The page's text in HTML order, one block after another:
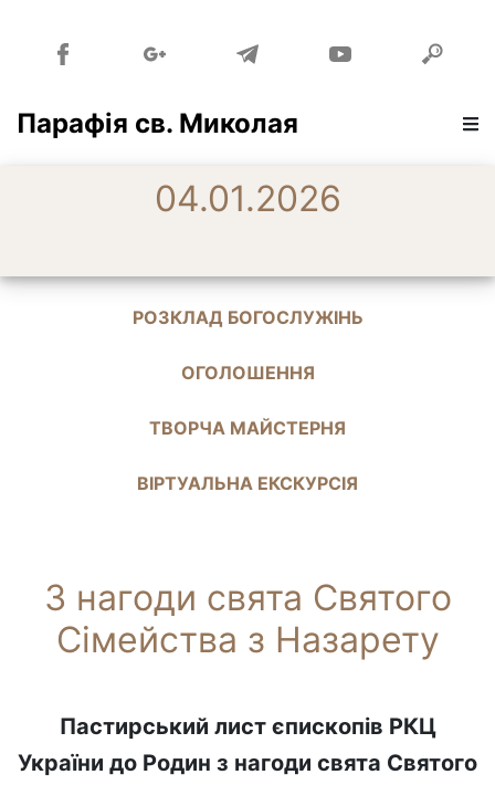
Парафія св. Миколая
04.01.2026
РОЗКЛАД БОГОСЛУЖІНЬ
ОГОЛОШЕННЯ
ТВОРЧА МАЙСТЕРНЯ
ВІРТУАЛЬНА ЕКСКУРСІЯ
З нагоди свята Святого
Сімейства з Назарету
Пастирський лист єпископів РКЦ
України до Родин з нагоди свята Святого